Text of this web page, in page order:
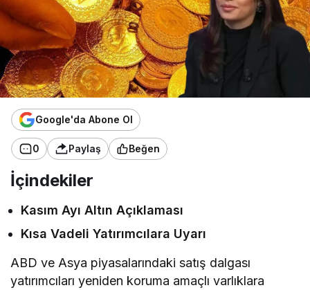
Google'da Abone Ol
0 Paylaş Beğen
İçindekiler
Kasım Ayı Altın Açıklaması
Kısa Vadeli Yatırımcılara Uyarı
ABD ve Asya piyasalarındaki satış dalgası
yatırımcıları yeniden koruma amaçlı varlıklara